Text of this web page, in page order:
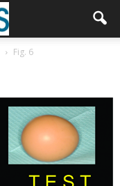
Fig. 6